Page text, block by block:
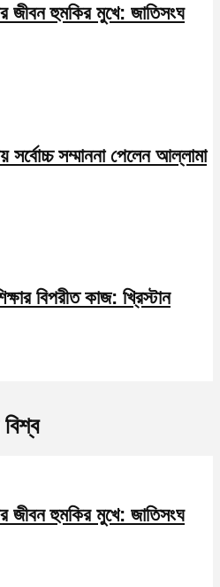
জীবন হুমকির মুখে: জাতিসংঘ
সর্বোচ্চ সম্মাননা পেলেন আল্লামা
বিপরীত কাজ: খ্রিস্টান
জীবন হুমকির মুখে: জাতিসংঘ